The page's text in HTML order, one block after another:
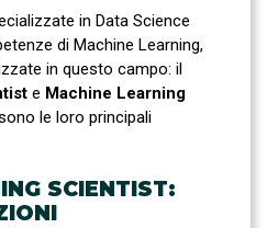
in Data Science
di Machine Learning,
in questo campo: il
e Machine Learning
le loro principali
SCIENTIST: